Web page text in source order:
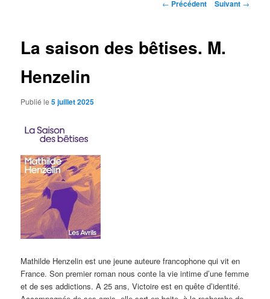
← Précédent Suivant →
La saison des bêtises. M.
Henzelin
Publié le5 juillet 2025
Mathilde Henzelin est une jeune auteure francophone qui vit en
France. Son premier roman nous conte la vie intime d’une femme
et de ses addictions. A 25 ans, Victoire est en quête d’identité.